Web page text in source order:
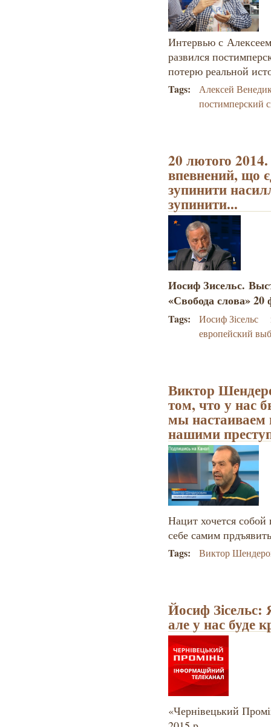
Интервью с
развился
потерю реальной
Tags:
Алексей
постимперский
20 лютого
впевнений, що
зупинити
зупинити...
Иосиф Зисельс.
«Свобода слова» 20
Tags: Иосиф Зісельс
европейский
Виктор
том, что у нас
мы настаиваем
нашими
Нацит хочется
себе самим прдъявить
Tags: Виктор
Йосиф
але у нас буде
«Чернівецький